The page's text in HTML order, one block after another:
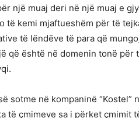
një muaj deri në një muaj e
të kemi mjaftueshëm për të
të lëndëve të para që
që është në domenin tonë për
sotme në kompaninë “Kostel”
të çmimeve sa i përket çmimit